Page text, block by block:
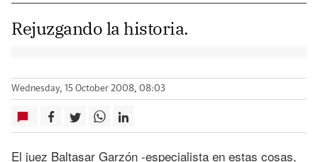
Rejuzgando la historia.
Wednesday, 15 October 2008, 08:03
El juez Baltasar Garzón -especialista en estas cosas,